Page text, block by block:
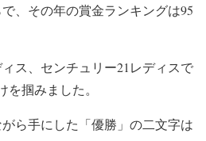
、その年の賞金ランキングは95
ス、センチュリー21レディスで
掴みました。
ら手にした「優勝」の二文字は